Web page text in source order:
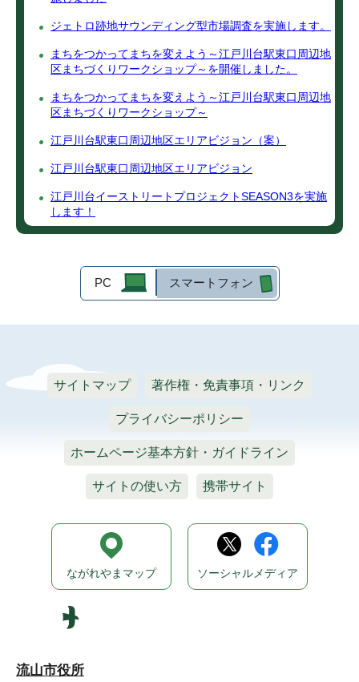
ジェトロ跡地サウンディング型市場調査を実施します。
まちをつかってまちを変えよう～江戸川台駅東口周辺地
区まちづくりワークショップ～を開催しました。
まちをつかってまちを変えよう～江戸川台駅東口周辺地
区まちづくりワークショップ～
江戸川台駅東口周辺地区エリアビジョン（案）
江戸川台駅東口周辺地区エリアビジョン
江戸川台イーストリートプロジェクトSEASON3を実施
します！
PC スマートフォン
サイトマップ 著作権・免責事項・リンク
プライバシーポリシー
ホームページ基本方針・ガイドライン
サイトの使い方 携帯サイト
流山市役所
ながれやまマップ ソーシャルメディア